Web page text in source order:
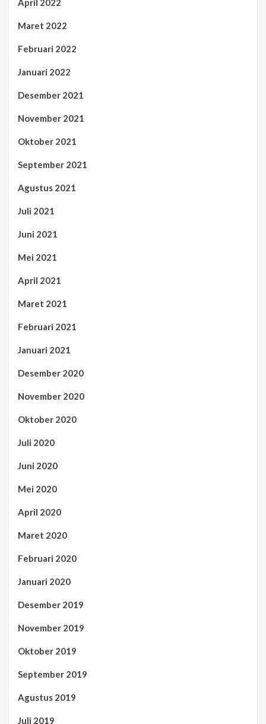
April 2022
Maret 2022
Februari 2022
Januari 2022
Desember 2021
November 2021
Oktober 2021
September 2021
Agustus 2021
Juli 2021
Juni 2021
Mei 2021
April 2021
Maret 2021
Februari 2021
Januari 2021
Desember 2020
November 2020
Oktober 2020
Juli 2020
Juni 2020
Mei 2020
April 2020
Maret 2020
Februari 2020
Januari 2020
Desember 2019
November 2019
Oktober 2019
September 2019
Agustus 2019
Juli 2019